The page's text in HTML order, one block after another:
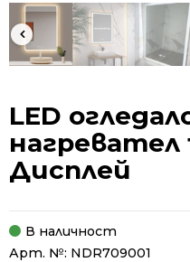
LED
нагревател
Дисплей
В наличност
Арт. №: NDR709001